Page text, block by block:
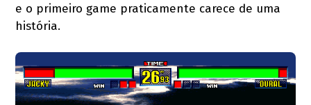
e o primeiro game praticamente carece de uma
história.